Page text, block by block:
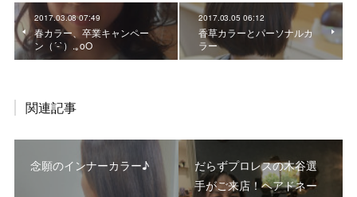
2017.03.08 07:49
春カラー、卒業キャンペー
ン（´-`）.｡oO
2017.03.05 06:12
香草カラーとパーソナルカ
ラー
関連記事
念願のインナーカラー♪
だらずプロレスの木谷選
手がご来店！ヘアドネー